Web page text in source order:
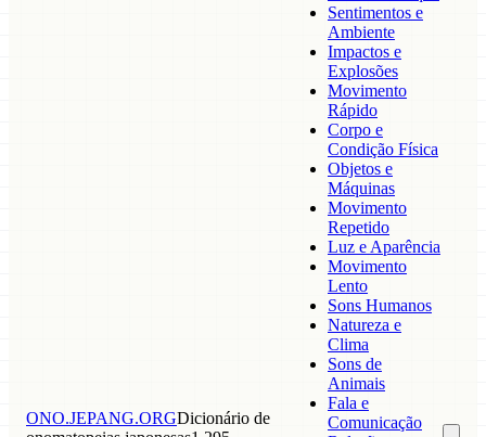
ONO.JEPANG.ORGDicionário de
Sentimentos e
Ambiente
Impactos e
Explosões
Movimento
Rápido
Corpo e
Condição Física
Objetos e
Máquinas
Movimento
Repetido
Luz e Aparência
Movimento
Lento
Sons Humanos
Natureza e
Clima
Sons de
Animais
Fala e
Comunicação